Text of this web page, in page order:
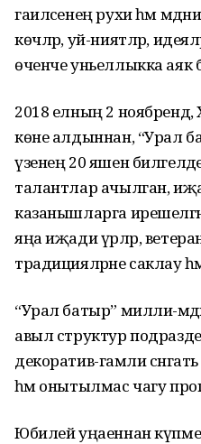
гаиләсенең рухи һәм
көчләр, уй-ниятләр,
өченче уньеллыкка аяк
2018 елның 2
көне алдыннан, “Урал
үзенең 20 яшен
талантлар ачылган,
казанышларга
яңа иҗади үрләр,
традицияләрне саклау
“Урал батыр” милли-
авыл структур
декоратив-гамәли
һәм онытылмас чагу
Юбилей уңаеннан күпме